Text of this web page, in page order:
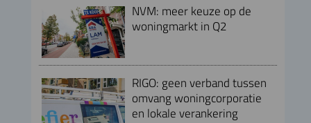
NVM: meer keuze op de
woningmarkt in Q2
RIGO: geen verband tussen
omvang woningcorporatie
en lokale verankering